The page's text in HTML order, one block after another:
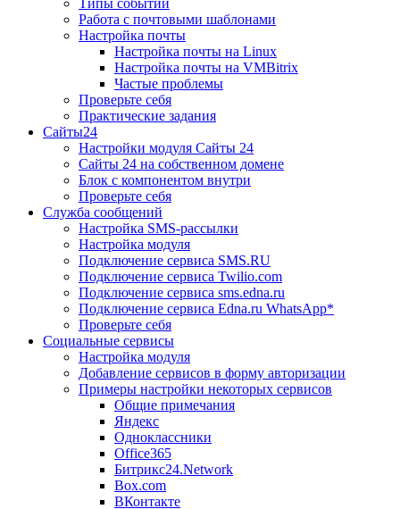
Типы событий
Работа с почтовыми шаблонами
Настройка почты
Настройка почты на Linux
Настройка почты на VMBitrix
Частые проблемы
Проверьте себя
Практические задания
Сайты24
Настройки модуля Сайты 24
Сайты 24 на собственном домене
Блок с компонентом внутри
Проверьте себя
Служба сообщений
Настройка SMS-рассылки
Настройка модуля
Подключение сервиса SMS.RU
Подключение сервиса Twilio.com
Подключение сервиса sms.edna.ru
Подключение сервиса Edna.ru WhatsApp*
Проверьте себя
Социальные сервисы
Настройка модуля
Добавление сервисов в форму авторизации
Примеры настройки некоторых сервисов
Общие примечания
Яндекс
Одноклассники
Office365
Битрикс24.Network
Box.com
ВКонтакте